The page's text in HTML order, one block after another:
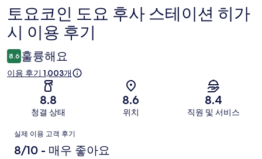
이
용
후
기
토요코인 도요 후사 스테이션 히가
시 이용 후기
8.6 훌륭해요
이용 후기 1,003개
8.8
청결 상태
8.6
위치
8.4
직원 및 서비스
이
용
실제 이용 고객 후기
8/10 - 매우 좋아요